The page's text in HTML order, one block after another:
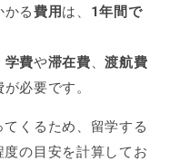
かる費用は、 1年間で
学費や滞在費、渡航費
必要です。
くるため、留学する
の目安を計算してお